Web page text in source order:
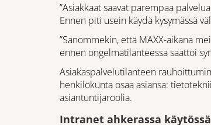
”Asiakkaat saavat parempaa
Ennen piti usein käydä kysymässä
”Sanommekin, että MAXX-aikana
ennen ongelmatilanteessa saattoi
Asiakaspalvelutilanteen
henkilökunta osaa asiansa:
asiantuntijaroolia.
Intranet ahkerassa käytössä